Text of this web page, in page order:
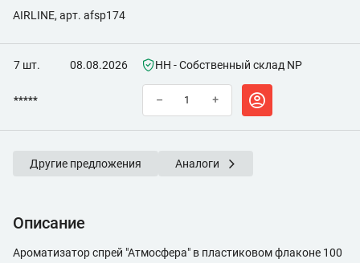
AIRLINE, арт. afsp174
7 шт. 08.08.2026 НН - Собственный склад NP
***** – +
Другие предложения Аналоги
Описание
Ароматизатор спрей "Атмосфера" в пластиковом флаконе 100